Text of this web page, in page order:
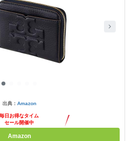
出典： Amazon
毎日お得なタイム
セール開催中
Amazon